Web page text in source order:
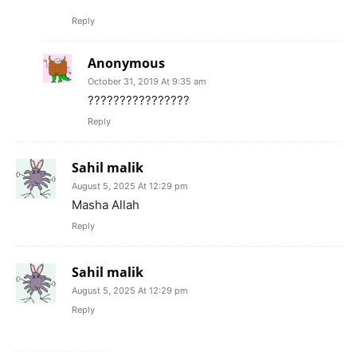
Reply
Anonymous
October 31, 2019 At 9:35 am
????????????????
Reply
Sahil malik
August 5, 2025 At 12:29 pm
Masha Allah
Reply
Sahil malik
August 5, 2025 At 12:29 pm
Reply